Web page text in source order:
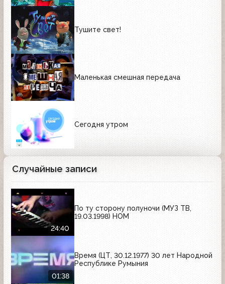
Тушите свет!
Маленькая смешная передача
Сегодня утром
Случайные записи
24:40
По ту сторону полуночи (МУЗ ТВ,
19.03.1998) НОМ
01:38
Время (ЦТ, 30.12.1977) 30 лет Народной
Республике Румыния